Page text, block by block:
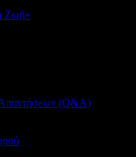
Ζωή»
(Q&A)